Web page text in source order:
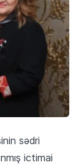
sədri
ictimai